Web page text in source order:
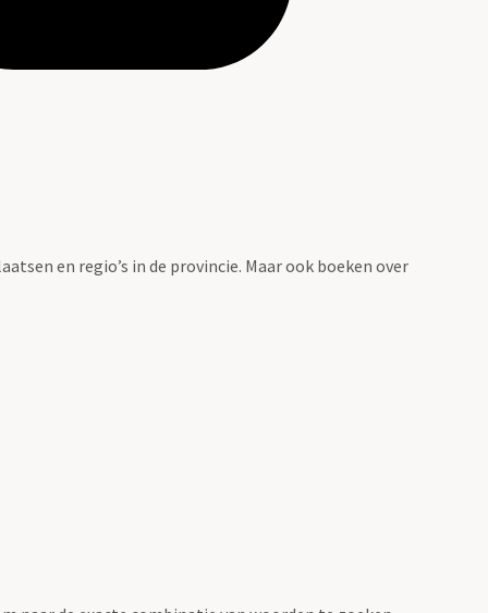
en regio’s in de provincie. Maar ook boeken over